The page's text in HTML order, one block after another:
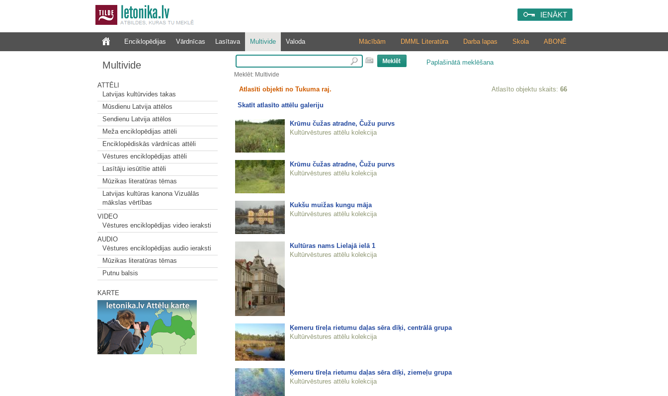
IENĀKT
Enciklopēdijas Vārdnīcas Lasītava Multivide Valoda ABONĒ
Skola
Darba lapas
DMML Literatūra
Mācībām
Multivide
ATTĒLI
Latvijas kultūrvides takas
Mūsdienu Latvija attēlos
Sendienu Latvija attēlos
Meža enciklopēdijas attēli
Enciklopēdiskās vārdnīcas attēli
Vēstures enciklopēdijas attēli
Lasītāju iesūtītie attēli
Mūzikas literatūras tēmas
Latvijas kultūras kanona Vizuālās
mākslas vērtības
VIDEO
Vēstures enciklopēdijas video ieraksti
AUDIO
Vēstures enciklopēdijas audio ieraksti
Mūzikas literatūras tēmas
Putnu balsis
KARTE
Paplašinātā meklēšana
Meklēt: Multivide
Atlasīti objekti no Tukuma raj. Atlasīto objektu skaits: 66
Skatīt atlasīto attēlu galeriju
Krūmu čužas atradne, Čužu purvs
Kultūrvēstures attēlu kolekcija
Krūmu čužas atradne, Čužu purvs
Kultūrvēstures attēlu kolekcija
Kukšu muižas kungu māja
Kultūrvēstures attēlu kolekcija
Kultūras nams Lielajā ielā 1
Kultūrvēstures attēlu kolekcija
Ķemeru tīreļa rietumu daļas sēra dīķi, centrālā grupa
Kultūrvēstures attēlu kolekcija
Ķemeru tīreļa rietumu daļas sēra dīķi, ziemeļu grupa
Kultūrvēstures attēlu kolekcija